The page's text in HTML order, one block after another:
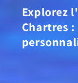
Explorez
Chartres